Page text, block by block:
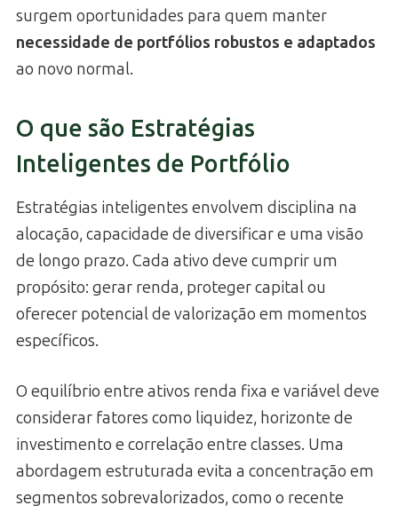
surgem oportunidades para quem manter
necessidade de portfólios robustos e adaptados
ao novo normal.
O que são Estratégias
Inteligentes de Portfólio
Estratégias inteligentes envolvem disciplina na
alocação, capacidade de diversificar e uma visão
de longo prazo. Cada ativo deve cumprir um
propósito: gerar renda, proteger capital ou
oferecer potencial de valorização em momentos
específicos.
O equilíbrio entre ativos renda fixa e variável deve
considerar fatores como liquidez, horizonte de
investimento e correlação entre classes. Uma
abordagem estruturada evita a concentração em
segmentos sobrevalorizados, como o recente